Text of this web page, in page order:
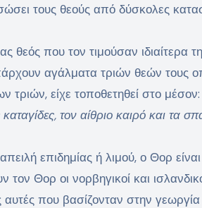
τους θεούς από δύσκολες
θεός που τον τιμούσαν ιδιαίτερα
αγάλματα τριών θεών τους
τριών, είχε τοποθετηθεί στο μέσον:
καταγίδες, τον αίθριο καιρό και τα
επιδημίας ή λιμού, ο Θορ
τον Θορ οι νορβηγικοί και
αυτές που βασίζονταν στην